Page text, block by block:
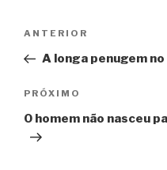
Post
Anterior
ANTERIOR
A longa penugem
Próximo
PRÓXIMO
O homem não nasceu